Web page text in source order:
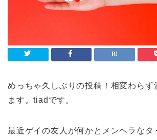
めっちゃ久しぶりの投稿！相変わらず
ます。tiadです。
最近ゲイの友人が何かとメンヘラなタ